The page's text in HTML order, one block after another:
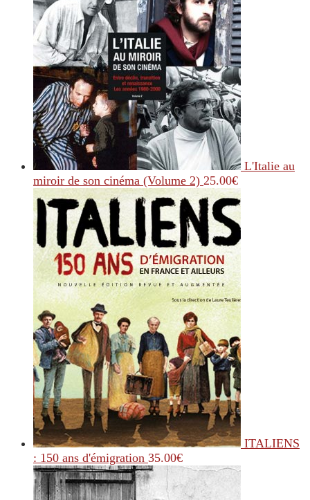
L'Italie au
miroir de son cinéma (Volume 2) 25.00€
ITALIENS
: 150 ans d'émigration 35.00€